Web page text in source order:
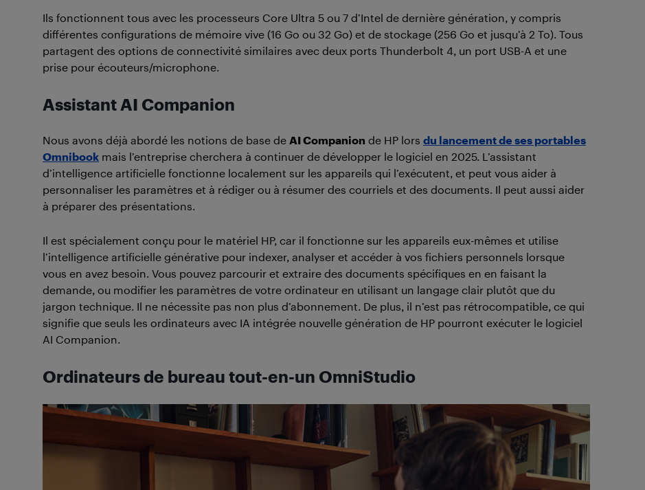
Ils fonctionnent tous avec les processeurs Core Ultra 5 ou 7 d’Intel de dernière génération, y compris
différentes configurations de mémoire vive (16 Go ou 32 Go) et de stockage (256 Go et jusqu’à 2 To). Tous
partagent des options de connectivité similaires avec deux ports Thunderbolt 4, un port USB-A et une
prise pour écouteurs/microphone.
Assistant AI Companion
Nous avons déjà abordé les notions de base de AI Companion de HP lors du lancement de ses portables
Omnibook mais l’entreprise cherchera à continuer de développer le logiciel en 2025. L’assistant
d’intelligence artificielle fonctionne localement sur les appareils qui l’exécutent, et peut vous aider à
personnaliser les paramètres et à rédiger ou à résumer des courriels et des documents. Il peut aussi aider
à préparer des présentations.
Il est spécialement conçu pour le matériel HP, car il fonctionne sur les appareils eux-mêmes et utilise
l’intelligence artificielle générative pour indexer, analyser et accéder à vos fichiers personnels lorsque
vous en avez besoin. Vous pouvez parcourir et extraire des documents spécifiques en en faisant la
demande, ou modifier les paramètres de votre ordinateur en utilisant un langage clair plutôt que du
jargon technique. Il ne nécessite pas non plus d’abonnement. De plus, il n’est pas rétrocompatible, ce qui
signifie que seuls les ordinateurs avec IA intégrée nouvelle génération de HP pourront exécuter le logiciel
AI Companion.
Ordinateurs de bureau tout-en-un OmniStudio